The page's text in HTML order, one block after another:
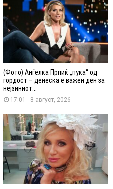
(Фото) Анѓелка Прпиќ „пука“ од
гордост – денеска е важен ден за
нејзиниот...
17:01 - 8 август, 2026